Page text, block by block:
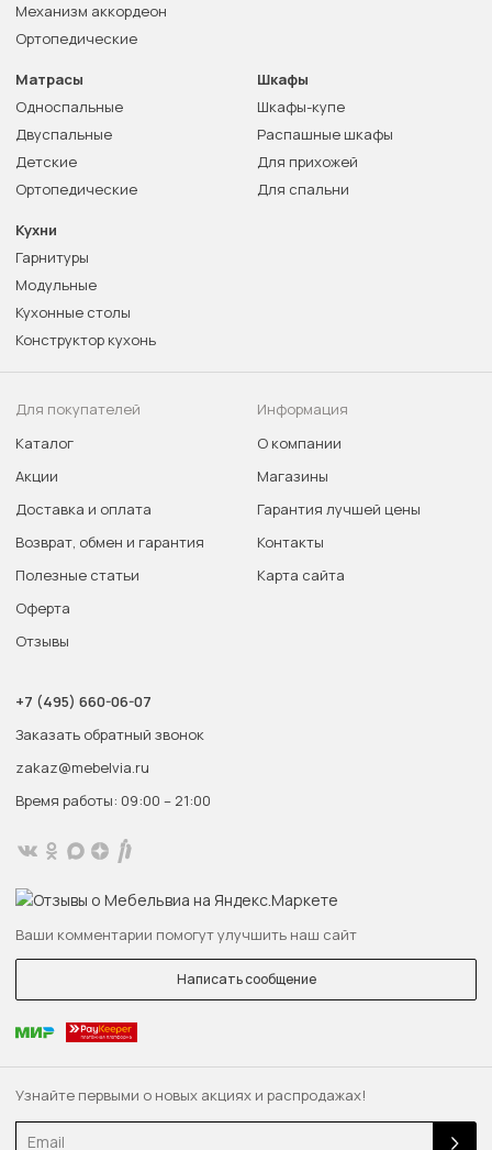
Узнайте первыми о новых акциях и распродажах!
Email
Механизм аккордеон
Ортопедические
Матрасы
Односпальные
Двуспальные
Детские
Ортопедические
Шкафы
Шкафы-купе
Распашные шкафы
Для прихожей
Для спальни
Кухни
Гарнитуры
Модульные
Кухонные столы
Конструктор кухонь
Для покупателей
Каталог
Акции
Доставка и оплата
Возврат, обмен и гарантия
Полезные статьи
Оферта
Отзывы
Информация
О компании
Магазины
Гарантия лучшей цены
Контакты
Карта сайта
+7 (495) 660-06-07
Заказать обратный звонок
zakaz@mebelvia.ru
Время работы: 09:00 – 21:00
Ваши комментарии помогут улучшить наш сайт
Написать сообщение